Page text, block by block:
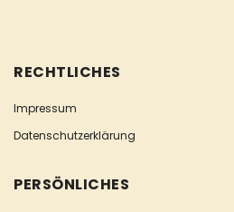
RECHTLICHES
Impressum
Datenschutzerklärung
PERSÖNLICHES